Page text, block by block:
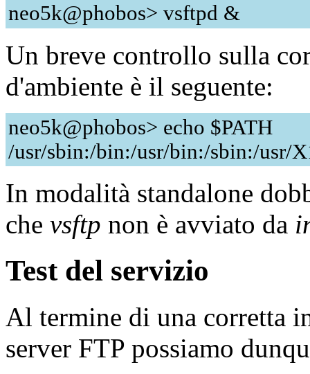
neo5k@phobos> vsftpd &
Un breve controllo sulla
d'ambiente è il seguente:
neo5k@phobos> echo $PATH
/usr/sbin:/bin:/usr/bin:/sbin:/usr/
In modalità standalone
che vsftp non è avviato da
Test del servizio
Al termine di una corretta
server FTP possiamo